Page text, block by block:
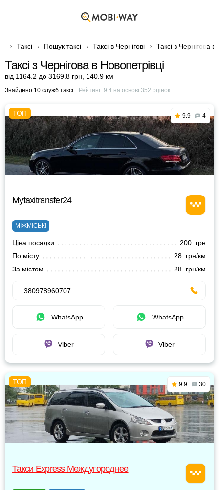
Таксі Пошук таксі Таксі в Чернігові Таксі з Чернігова в
Таксі з Чернігова в Новопетрівці
від 1164.2 до 3169.8 грн 140.9 км
Знайдено 10 служб таксі Рейтинг: 9.4на основі 352 оцінок
9.9 4
Mytaxitransfer24
МІЖМІСЬКІ
Ціна посадки
200 грн
По місту
28 грн/км
За містом
28 грн/км
+380978960707
WhatsApp WhatsApp
Viber Viber
9.9 30
Такси Express Междугороднее